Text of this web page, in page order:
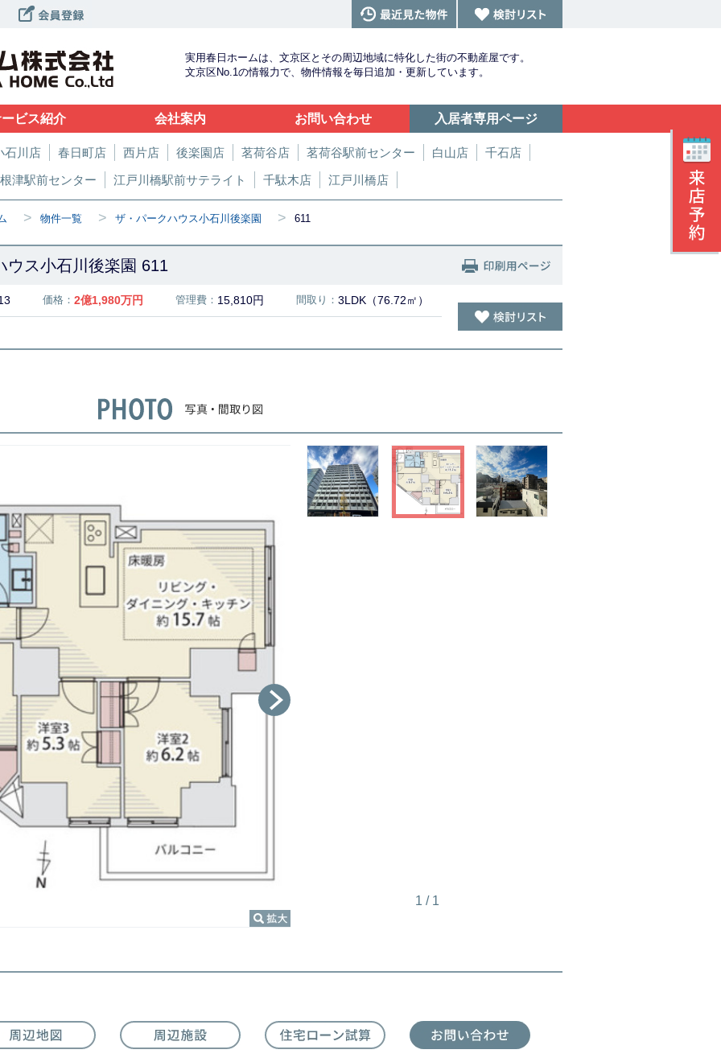
実用春日ホームは、文京区とその周辺地域に特化した街の不動産屋です。
文京区No.1の情報力で、物件情報を毎日追加・更新しています。
ビス紹介 会社案内 お問い合わせ 入居者専用ページ
石川店 春日町店 西片店 後楽園店 茗荷谷店 茗荷谷駅前センター 白山店
千石店
根津駅前センター
江戸川橋駅前サテライト 千駄木店 江戸川橋店
> 物件一覧 > ザ・パークハウス小石川後楽園 > 611
ウス小石川後楽園 611
価格： 2億1,980万円 管理費： 15,810円 間取り： 3LDK（76.72㎡）
1 / 1